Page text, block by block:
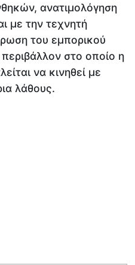
ανατιμολόγηση
με την τεχνητή
του εμπορικού
στο οποίο η
να κινηθεί με
λάθους.